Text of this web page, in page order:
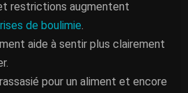
restrictions augmentent
de boulimie.
aide à sentir plus clairement
pour un aliment et encore